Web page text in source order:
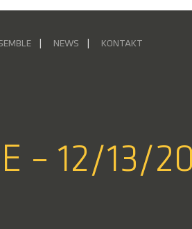
NEWS KONTAKT
– 12/13/